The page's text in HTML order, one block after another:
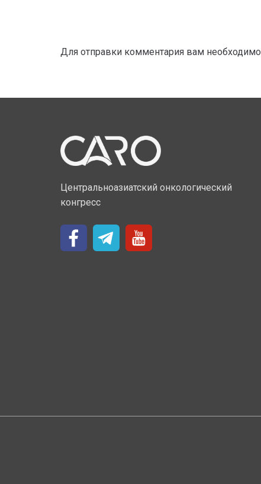
Для отправки комментария вам необходимо
Центральноазиатский онкологический
конгресс